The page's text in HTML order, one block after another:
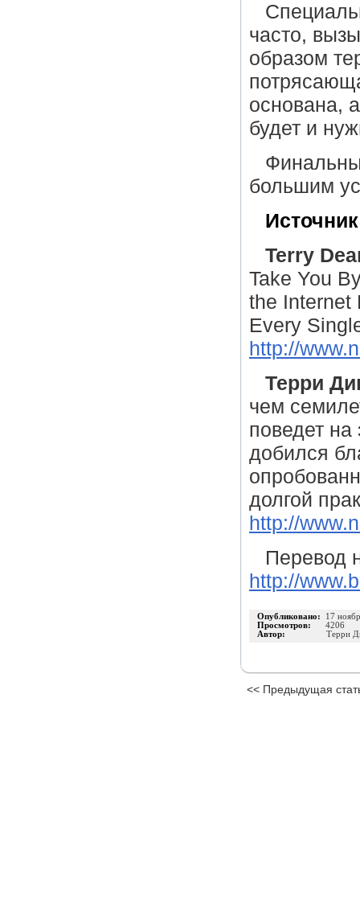
часто,
образом
основана,
будет и
большим
Terry
Take You
the Internet
Every
http://
Терри
чем
поведет на
добился
долгой
http://
Перевод
http://
Опубликовано: 17
Просмотров: 4206
Автор:
Терри
<< Предыдущая